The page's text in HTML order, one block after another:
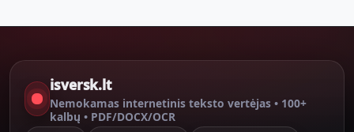
isversk.lt
Nemokamas internetinis teksto vertėjas • 100+
kalbų • PDF/DOCX/OCR